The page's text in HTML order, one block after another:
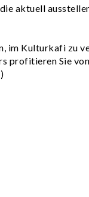
aktuell
im Kulturkafi zu
profitieren Sie